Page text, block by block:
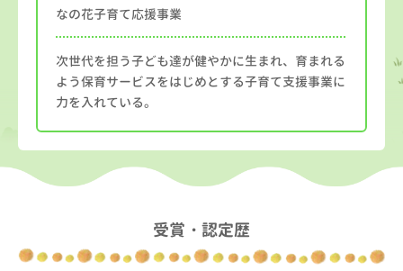
なの花子育て応援事業
次世代を担う子ども達が健やかに生まれ、育まれる
よう保育サービスをはじめとする子育て支援事業に
力を入れている。
受賞・認定歴